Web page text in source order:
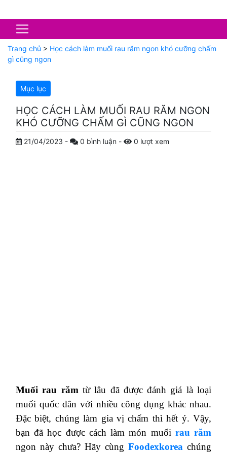
Trang chủ > Học cách làm muối rau răm ngon khó cưỡng chấm
gì cũng ngon
Mục lục
HỌC CÁCH LÀM MUỐI RAU RĂM NGON
KHÓ CƯỠNG CHẤM GÌ CŨNG NGON
21/04/2023 - 0 bình luận - 0 lượt xem
Muối rau răm từ lâu đã được đánh giá là loại
muối quốc dân với nhiều công dụng khác nhau.
Đặc biệt, chúng làm gia vị chấm thì hết ý. Vậy,
bạn đã học được cách làm món muối rau răm
ngon này chưa? Hãy cùng Foodexkorea chúng